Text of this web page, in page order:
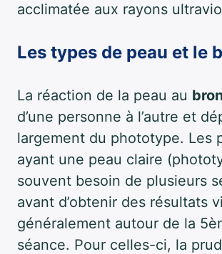
acclimatée aux rayons
Les types de peau et le
La réaction de la peau au
d’une personne à l’autre et
largement du phototype. Les
ayant une peau claire
souvent besoin de plusieurs
avant d’obtenir des résultats
généralement autour de la
séance. Pour celles-ci, la